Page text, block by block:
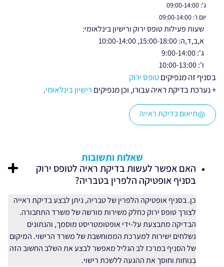
ג': 09:00-14:00
יום ו': 09:00-14:00
שעות פעילות טופס ירוק ורישיון בינלאומי:
א,ב,ד,ה: 15:00-18:00, 10:00-14:00
ג': 9:00-14:00
ו': 10:00-13:00
בסניף זה מנפיקיםטופס ירוק
+ נערכת בדיקת ראיה עבורו, וכן מנפיקים רישיון בינלאומי.
תיאום בדיקת ראייה
שאלות ותשובות
האם אפשר לעשות בדיקת ראיה לטופס ירוק
בסניף אופטיקה הלפרין בטבריה?
כן. בסניף אופטיקה הלפרין של טבריה, ניתן לבצע בדיקת ראייה
לצורך טופס ירוק כחלק משירות מורשה של משרד התחבורה.
הבדיקה מתבצעת על-ידי אופטומטריסט מוסמך, והנתונים
נשלחים ישירות למערכת הממוחשבת של משרד הרישוי. המיקום
של הסניף במרכז לב הגליל מאפשר לבצע את השלב החשוב הזה
בנוחות וחוסך את ההגעה ללשכת רישוי.